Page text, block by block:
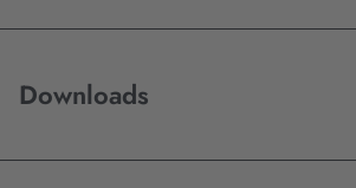
Downloads